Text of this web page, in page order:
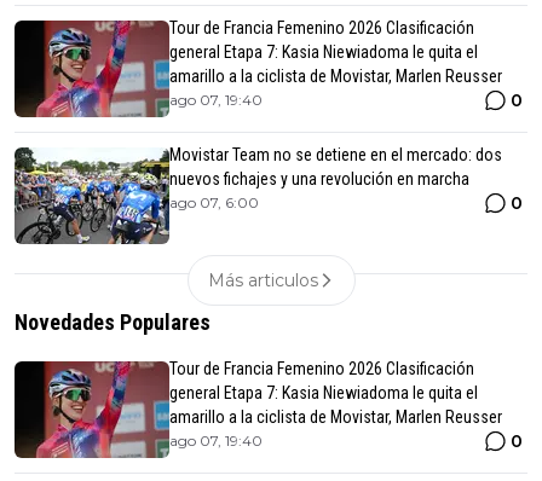
Tour de Francia Femenino 2026 Clasificación
general Etapa 7: Kasia Niewiadoma le quita el
amarillo a la ciclista de Movistar, Marlen Reusser
ago 07, 19:40 0
Movistar Team no se detiene en el mercado: dos
nuevos fichajes y una revolución en marcha
ago 07, 6:00 0
Más articulos
Novedades Populares
Tour de Francia Femenino 2026 Clasificación
general Etapa 7: Kasia Niewiadoma le quita el
amarillo a la ciclista de Movistar, Marlen Reusser
ago 07, 19:40 0